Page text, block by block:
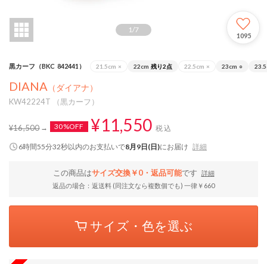
1 /7
1095
黒カーフ（BKC_842441） 21.5cm × 22cm 残り2点 22.5cm × 23cm ○
DIANA （ダイアナ）
KW42224T （黒カーフ）
¥16,500 30%OFF ¥11,550 税込
6時間55分31秒以内のお支払いで8月9日(日)にお届け 詳細
この商品はサイズ交換￥0・返品可能です
詳細
返品の場合：返送料 (同注文なら複数個でも) 一律￥660
サイズ・色を選ぶ